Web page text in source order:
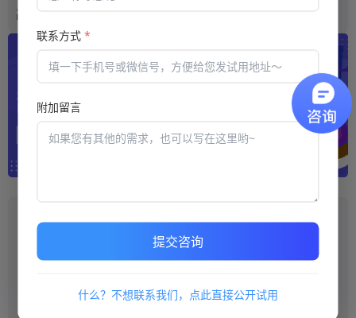
高课程的趣味性。
云帆学习考试系统更新说明v6.2.0
联系方式*
附加留言
提交咨询
什么？不想联系我们，点此直接公开试用